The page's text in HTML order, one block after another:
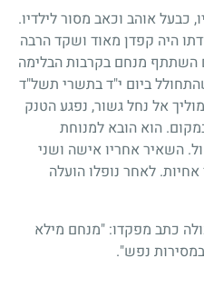
כבעל אוהב וכאב מסור לילדיו.
היה קפדן מאוד ושקד הרבה
השתתף מנחם בקרבות הבלימה
ביום י"ד בתשרי תשל"ד
אל נחל גשור, נפגע הטנק
הוא הובא למנוחת
השאיר אחריו אישה ושני
לאחר נופלו הועלה
כתב מפקדו: "מנחם מילא
נפש".